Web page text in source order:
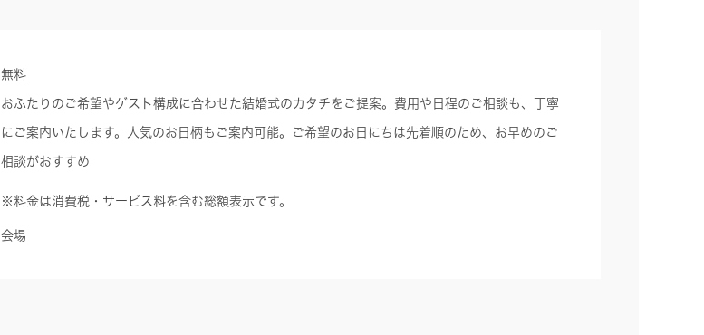
無料
おふたりのご希望やゲスト構成に合わせた結婚式のカタチをご提案。費用や日程のご相談も、丁寧
にご案内いたします。人気のお日柄もご案内可能。ご希望のお日にちは先着順のため、お早めのご
相談がおすすめ
※料金は消費税・サービス料を含む総額表示です。
会場